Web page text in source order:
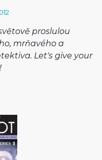
proslulou
mrňavého a
Let's give your